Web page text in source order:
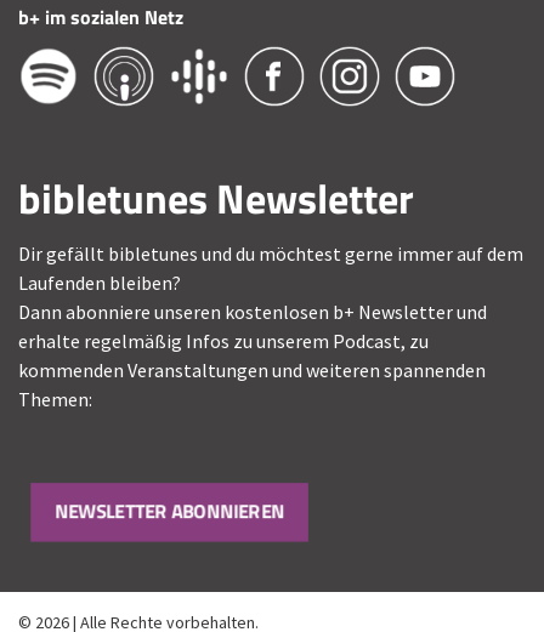
b+ im sozialen Netz
bibletunes Newsletter
Dir gefällt bibletunes und du möchtest gerne immer auf dem
Laufenden bleiben?
Dann abonniere unseren kostenlosen b+ Newsletter und
erhalte regelmäßig Infos zu unserem Podcast, zu
kommenden Veranstaltungen und weiteren spannenden
Themen:
NEWSLETTER ABONNIEREN
© 2026 | Alle Rechte vorbehalten.